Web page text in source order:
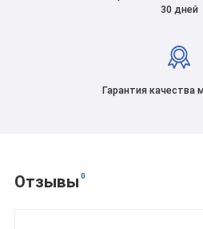
30 дней
Гарантия качества
Отзывы 0